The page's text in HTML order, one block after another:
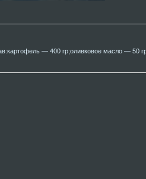
— 400 гр;оливковое масло — 50